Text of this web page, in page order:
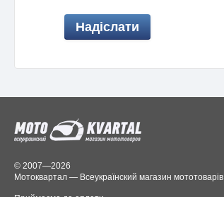
Надіслати
© 2007—2026
Мотоквартал — Всеукраїнский магазин мототоварів